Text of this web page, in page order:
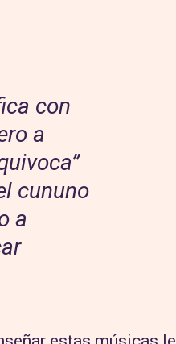
con
a
cununo
a